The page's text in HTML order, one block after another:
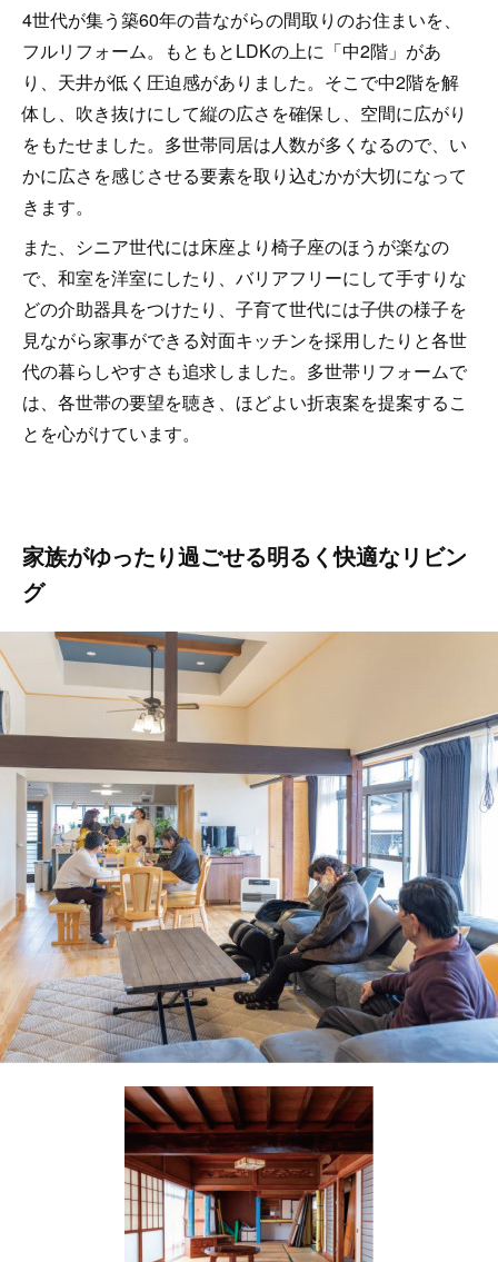
4世代が集う築60年の昔ながらの間取りのお住まいを、
フルリフォーム。もともとLDKの上に「中2階」があ
り、天井が低く圧迫感がありました。そこで中2階を解
体し、吹き抜けにして縦の広さを確保し、空間に広がり
をもたせました。多世帯同居は人数が多くなるので、い
かに広さを感じさせる要素を取り込むかが大切になって
きます。
また、シニア世代には床座より椅子座のほうが楽なの
で、和室を洋室にしたり、バリアフリーにして手すりな
どの介助器具をつけたり、子育て世代には子供の様子を
見ながら家事ができる対面キッチンを採用したりと各世
代の暮らしやすさも追求しました。多世帯リフォームで
は、各世帯の要望を聴き、ほどよい折衷案を提案するこ
とを心がけています。
家族がゆったり過ごせる明るく快適なリビン
グ